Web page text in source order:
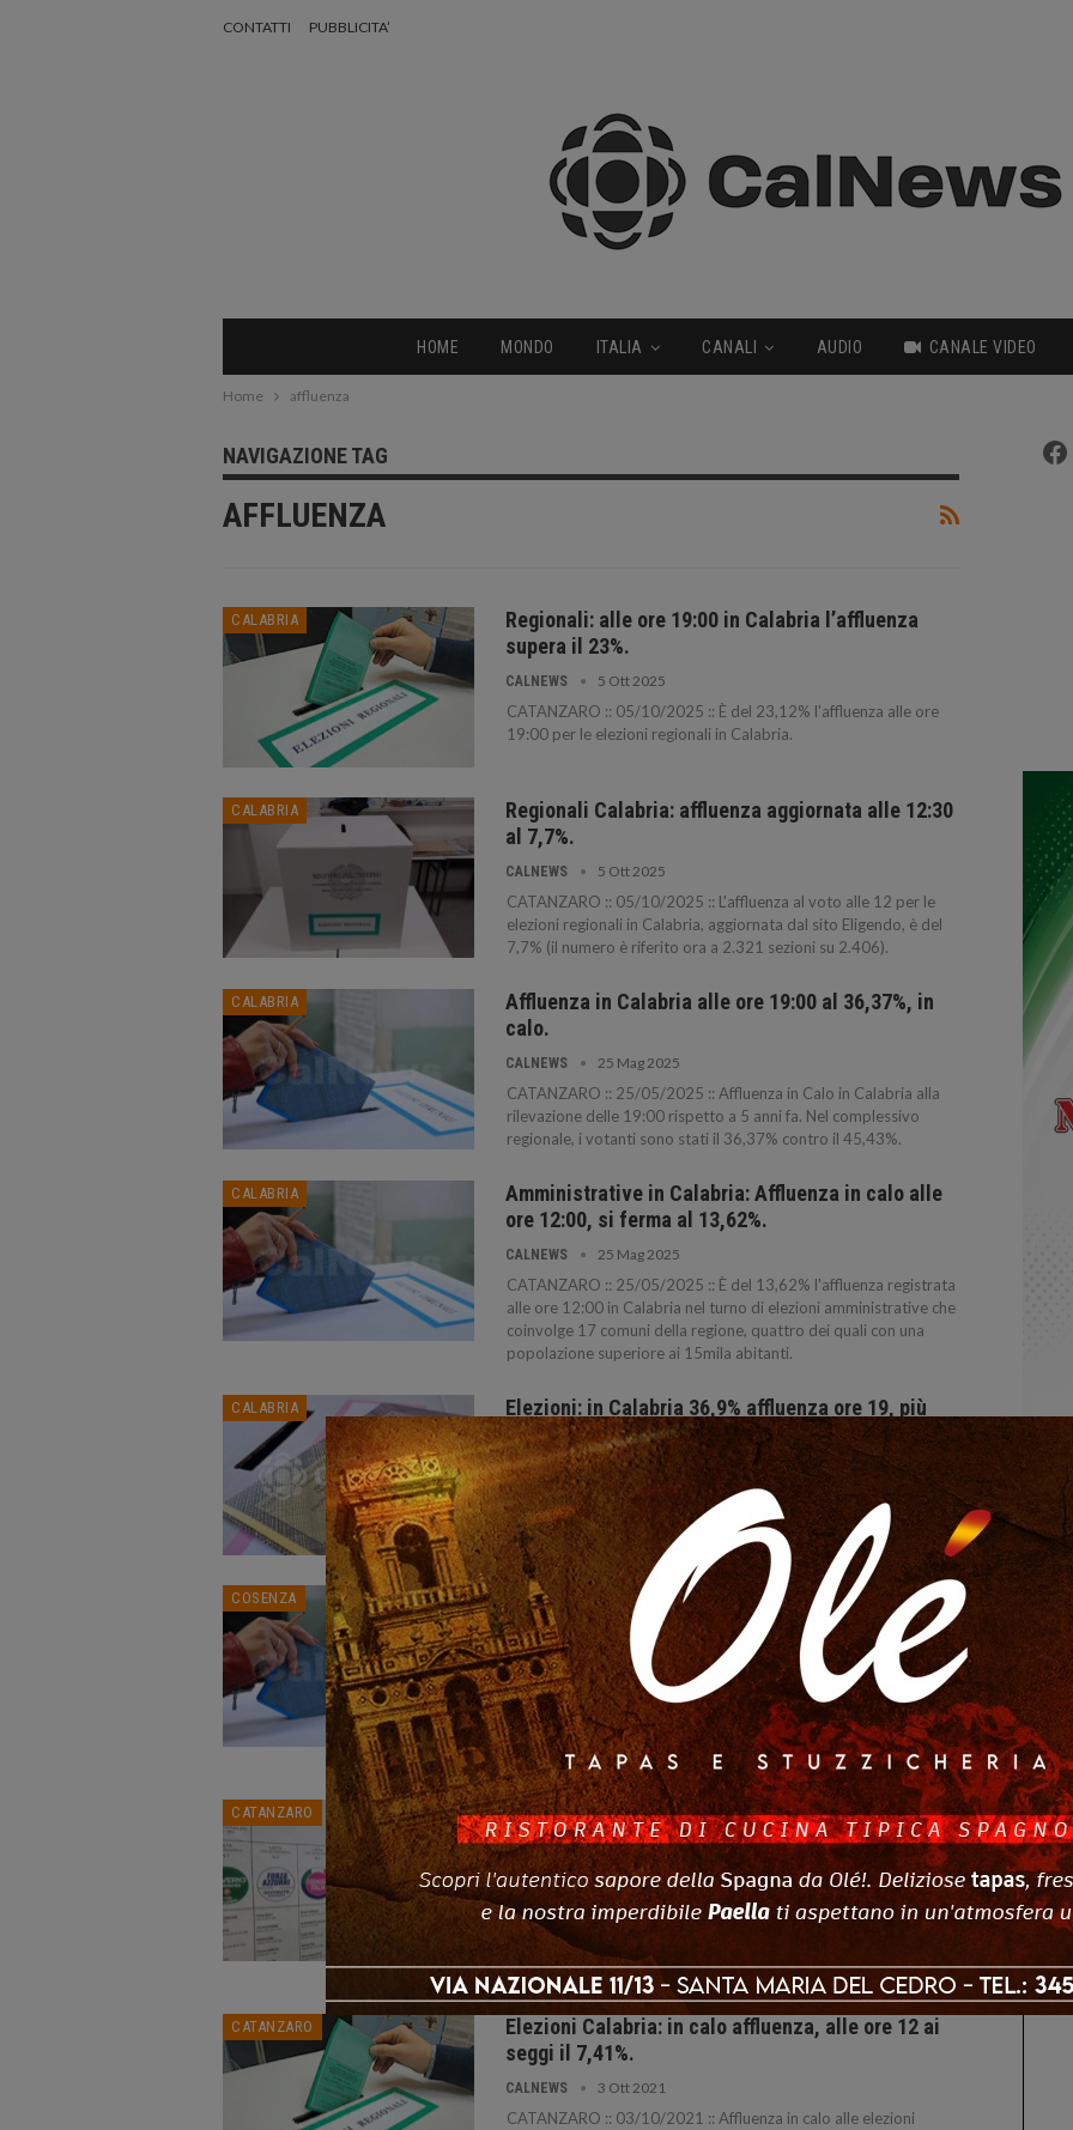
CONTATTI PUBBLICITA’
HOME MONDO ITALIA CANALI AUDIO CANALE VIDEO
Home affluenza
NAVIGAZIONE TAG
AFFLUENZA
CALABRIA
Regionali: alle ore 19:00 in Calabria l’affluenza
supera il 23%.
CALNEWS 5 Ott 2025
CATANZARO :: 05/10/2025 :: È del 23,12% l'affluenza alle ore
19:00 per le elezioni regionali in Calabria.
CALABRIA
Regionali Calabria: affluenza aggiornata alle 12:30
al 7,7%.
CALNEWS 5 Ott 2025
CATANZARO :: 05/10/2025 :: L'affluenza al voto alle 12 per le
elezioni regionali in Calabria, aggiornata dal sito Eligendo, è del
7,7% (il numero è riferito ora a 2.321 sezioni su 2.406).
CALABRIA
Affluenza in Calabria alle ore 19:00 al 36,37%, in
calo.
CALNEWS 25 Mag 2025
CATANZARO :: 25/05/2025 :: Affluenza in Calo in Calabria alla
rilevazione delle 19:00 rispetto a 5 anni fa. Nel complessivo
regionale, i votanti sono stati il 36,37% contro il 45,43%.
CALABRIA
Amministrative in Calabria: Affluenza in calo alle
ore 12:00, si ferma al 13,62%.
CALNEWS 25 Mag 2025
CATANZARO :: 25/05/2025 :: È del 13,62% l'affluenza registrata
alle ore 12:00 in Calabria nel turno di elezioni amministrative che
coinvolge 17 comuni della regione, quattro dei quali con una
popolazione superiore ai 15mila abitanti.
CALABRIA
Elezioni: in Calabria 36,9% affluenza ore 19, più
bassa Italia.
CALNEWS 25 Set 2022
CATANZARO :: 25/09/2022 :: E' del 36,92% l'affluenza alle ore
19 in Calabria alle elezioni per il rinnovo della Camera.
COSENZA
Elezioni: a Cosenza l’affluenza ai seggi elettorali
alle ore 19.00, ha votato il 36,82% degli…
CALNEWS 3 Ott 2021
COSENZA :: 03/10/2021 :: E' del 36,82% la percentuale dei
votanti che, alle ore 19.00, si sono recati alle urne a Cosenza,
nelle 82 sezioni cittadine, per eleggere il nuovo Presidente della
Regione Calabria e il nuovo Consiglio regionale…
CATANZARO
Elezioni Calabria: affluenza per le regionali alle
ore 19 è del 22,66%.
CALNEWS 3 Ott 2021
CATANZARO :: 03/10/2021 :: Si conferma anche alla rilevazione
delle 19, il calo di votanti in Calabria. L'affluenza è stata del
22,66% contro il 35,52 della stessa ora del gennaio 2020,
quando però si votava in un solo giorno mentre in…
CATANZARO
Elezioni Calabria: in calo affluenza, alle ore 12 ai
seggi il 7,41%.
CALNEWS 3 Ott 2021
CATANZARO :: 03/10/2021 :: Affluenza in calo alle elezioni